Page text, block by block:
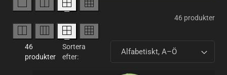
46 produkter
46
produkter
Sortera
efter: